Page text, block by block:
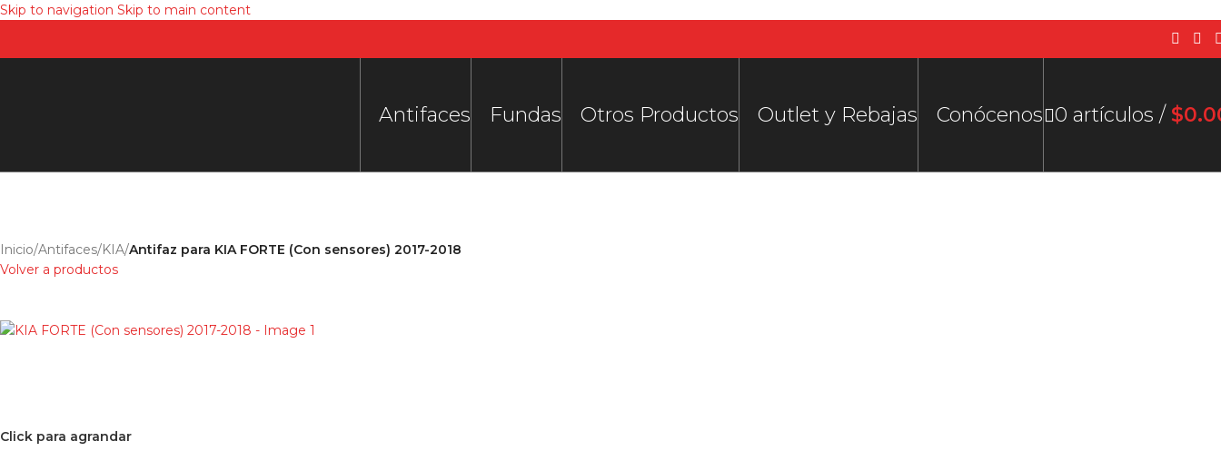
Skip to navigation Skip to main content
Antifaces Fundas Otros Productos Outlet y Rebajas Conócenos 0 artículos / $
Inicio/Antifaces/KIA/Antifaz para KIA FORTE (Con sensores) 2017-2018
Volver a productos
Click para agrandar